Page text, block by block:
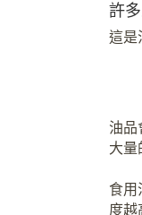
許
這是
油
大量
食
度越